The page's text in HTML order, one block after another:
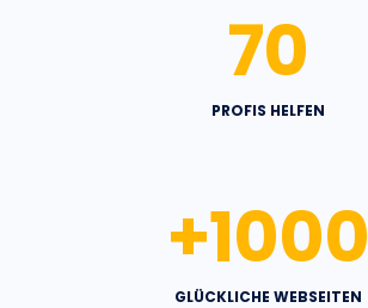
PROFIS HELFEN
70
GLÜCKLICHE WEBSEITEN
+1000